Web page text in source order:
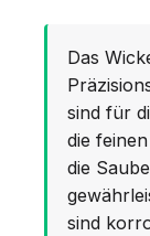
Das
sind für
die feinen
die
sind